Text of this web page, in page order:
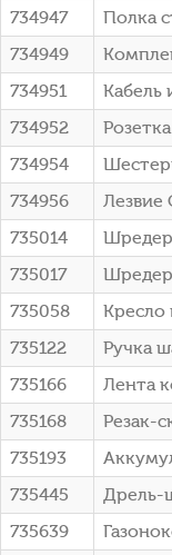
734947
Полка
734949
734951
Кабель
734952
734954
734956
Лезвие
735014
Шредер
735017
Шредер
735058
Кресло
735122
Ручка
735166
Лента
735168
Резак-
735193
735445
Дрель-
735639